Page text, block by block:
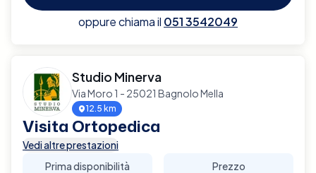
oppure chiama il 051 3542049
Studio Minerva
Via Moro 1 - 25021 Bagnolo Mella
12.5 km
Visita Ortopedica
Vedi altre prestazioni
Prima disponibilità
Prezzo